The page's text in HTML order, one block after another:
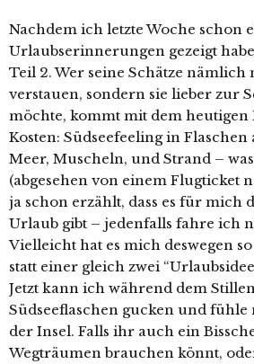
Nachdem ich letzte Woche schon
Urlaubserinnerungen gezeigt
Teil 2. Wer seine Schätze
verstauen, sondern sie lieber zur
möchte, kommt mit dem heutigen
Kosten: Südseefeeling in Flaschen
Meer, Muscheln, und Strand –
(abgesehen von einem Flugticket
ja schon erzählt, dass es für mich
Urlaub gibt – jedenfalls fahre ich
Vielleicht hat es mich deswegen
statt einer gleich zwei
Jetzt kann ich während dem
Südseeflaschen gucken und fühle
der Insel. Falls ihr auch ein
Wegträumen brauchen könnt,